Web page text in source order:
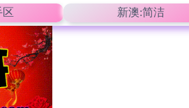
区 新澳:简洁